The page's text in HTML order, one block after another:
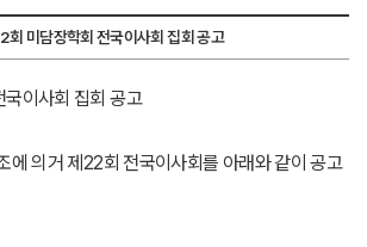
회 미담장학회 전국이사회 집회 공고
이사회 집회 공고
에 의거 제22회 전국이사회를 아래와 같이 공고